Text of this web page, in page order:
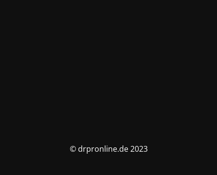
© drpronline.de 2023